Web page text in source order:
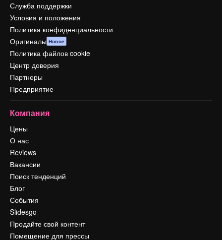
Служба поддержки
Условия и положения
Политика конфиденциальности
Оригиналы Новое
Политика файлов cookie
Центр доверия
Партнеры
Предприятие
Компания
Цены
О нас
Reviews
Вакансии
Поиск тенденций
Блог
События
Slidesgo
Продайте свой контент
Помещение для прессы